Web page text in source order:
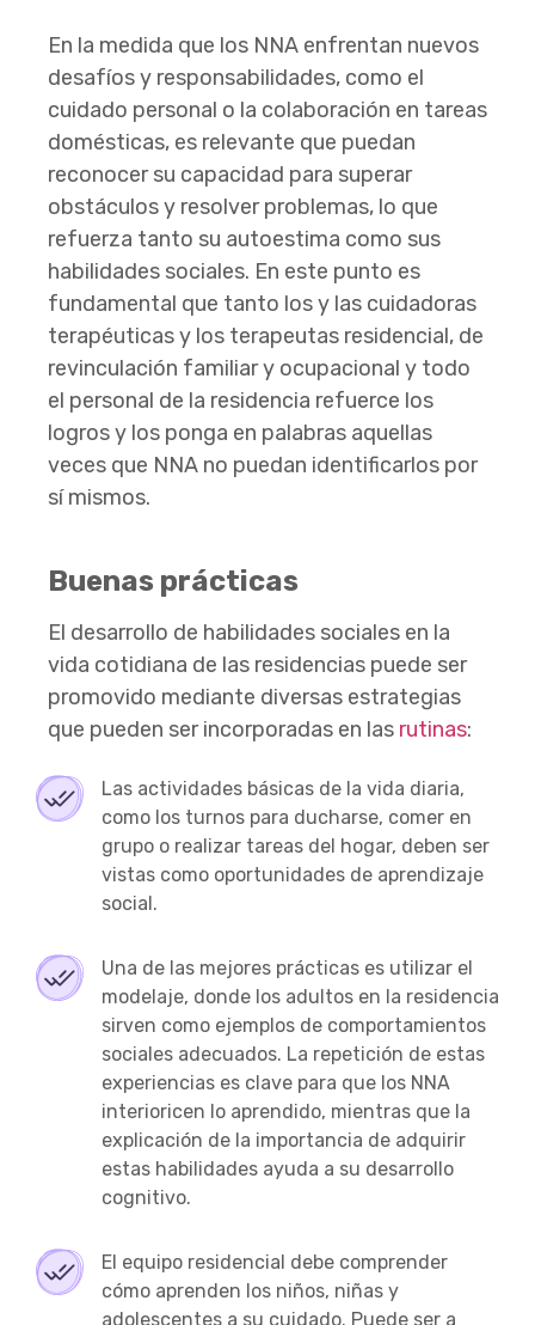
En la medida que los NNA enfrentan nuevos
desafíos y responsabilidades, como el
cuidado personal o la colaboración en tareas
domésticas, es relevante que puedan
reconocer su capacidad para superar
obstáculos y resolver problemas, lo que
refuerza tanto su autoestima como sus
habilidades sociales. En este punto es
fundamental que tanto los y las cuidadoras
terapéuticas y los terapeutas residencial, de
revinculación familiar y ocupacional y todo
el personal de la residencia refuerce los
logros y los ponga en palabras aquellas
veces que NNA no puedan identificarlos por
sí mismos.
Buenas prácticas
El desarrollo de habilidades sociales en la
vida cotidiana de las residencias puede ser
promovido mediante diversas estrategias
que pueden ser incorporadas en las rutinas:
Las actividades básicas de la vida diaria,
como los turnos para ducharse, comer en
grupo o realizar tareas del hogar, deben ser
vistas como oportunidades de aprendizaje
social.
Una de las mejores prácticas es utilizar el
modelaje, donde los adultos en la residencia
sirven como ejemplos de comportamientos
sociales adecuados. La repetición de estas
experiencias es clave para que los NNA
interioricen lo aprendido, mientras que la
explicación de la importancia de adquirir
estas habilidades ayuda a su desarrollo
cognitivo.
El equipo residencial debe comprender
cómo aprenden los niños, niñas y
adolescentes a su cuidado. Puede ser a